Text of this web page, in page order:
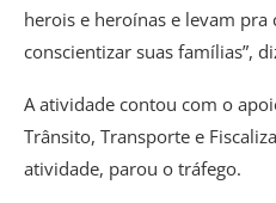
herois e heroínas e levam pra
conscientizar suas famílias”,
A atividade contou com o
Trânsito, Transporte e
atividade, parou o tráfego.